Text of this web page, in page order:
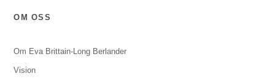
OM OSS
Om Eva Brittain-Long Berlander
Vision